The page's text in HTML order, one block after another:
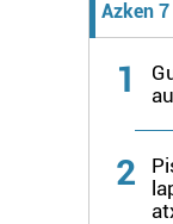
fitxategiak
zerbitzuak
baliatzen gara.
erabiltzeko
Azken
1
2